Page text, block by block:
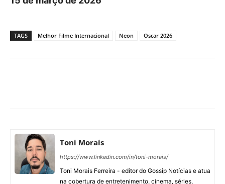
TAGS Melhor Filme Internacional Neon Oscar 2026
Toni Morais
https://www.linkedin.com/in/toni-morais/
Toni Morais Ferreira - editor do Gossip Notícias e atua
na cobertura de entretenimento, cinema, séries,